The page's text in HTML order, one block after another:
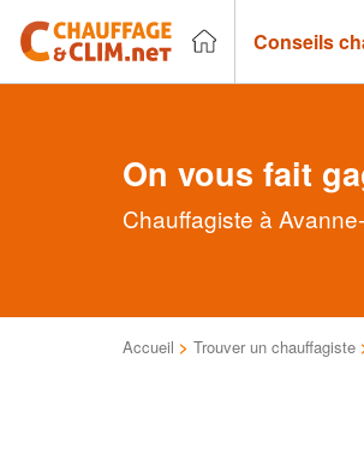
Conseils
On vous fait
Chauffagiste à
Accueil > Trouver un chauffagiste